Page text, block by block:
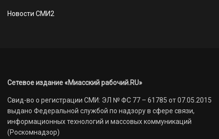
Новости СМИ2
Сетевое издание «Миасский рабочий.RU»
Свид-во о регистрации СМИ: ЭЛ № ФС 77 – 61785 от 07.05.2015
выдано Федеральной службой по надзору в сфере связи,
информационных технологий и массовых коммуникаций
(Роскомнадзор)